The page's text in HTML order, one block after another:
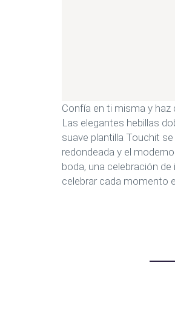
Confía en ti misma y
Las elegantes hebillas
suave plantilla Touchit
redondeada y el
boda, una celebración
celebrar cada momento